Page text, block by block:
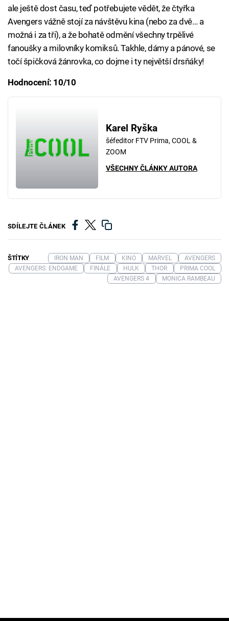
ale ještě dost času, teď potřebujete vědět, že čtyřka
Avengers vážně stojí za návštěvu kina (nebo za dvě… a
možná i za tři), a že bohatě odmění všechny trpělivé
fanoušky a milovníky komiksů. Takhle, dámy a pánové, se
točí špičková žánrovka, co dojme i ty největší drsňáky!
Hodnocení: 10/10
Karel Ryška
šéfeditor FTV Prima, COOL &
ZOOM
VŠECHNY ČLÁNKY AUTORA
SDÍLEJTE ČLÁNEK
ŠTÍTKY IRON MAN FILM KINO MARVEL
AVENGERS
AVENGERS: ENDGAME
FINÁLE HULK THOR
PRIMA COOL
AVENGERS 4
MONICA RAMBEAU